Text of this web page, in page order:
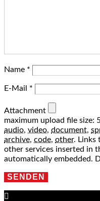
Name *
E-Mail *
Attachment
maximum upload file size:
audio, video, document,
archive, code, other. Links
other services inserted in
automatically embedded.
SENDEN
